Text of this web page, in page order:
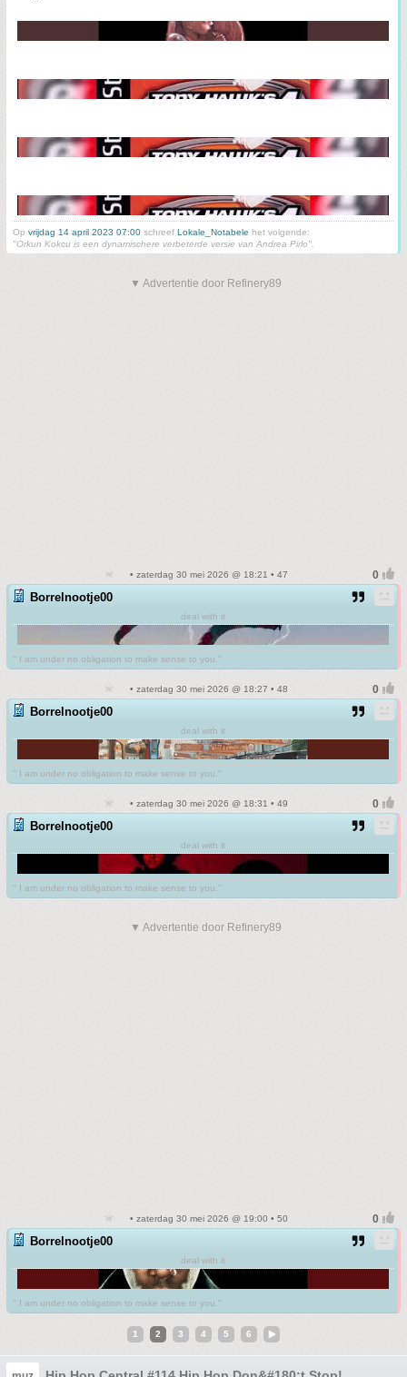
Op vrijdag 14 april 2023 07:00 schreef Lokale_Notabele het volgende:
"Orkun Kokcu is een dynamischere verbeterde versie van Andrea Pirlo".
▼ Advertentie door Refinery89
• zaterdag 30 mei 2026 @ 18:21 • 47
Borrelnootje00
deal with it
'' I am under no obligation to make sense to you.''
• zaterdag 30 mei 2026 @ 18:27 • 48
Borrelnootje00
deal with it
'' I am under no obligation to make sense to you.''
• zaterdag 30 mei 2026 @ 18:31 • 49
Borrelnootje00
deal with it
'' I am under no obligation to make sense to you.''
▼ Advertentie door Refinery89
• zaterdag 30 mei 2026 @ 19:00 • 50
Borrelnootje00
deal with it
'' I am under no obligation to make sense to you.''
1 2 3 4 5 6